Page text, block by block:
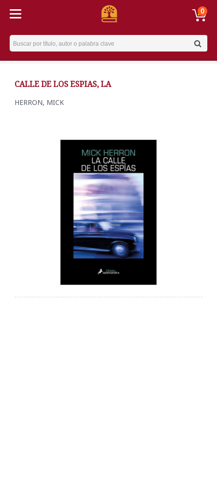
0
Username
CALLE DE LOS ESPIAS, LA
HERRON, MICK